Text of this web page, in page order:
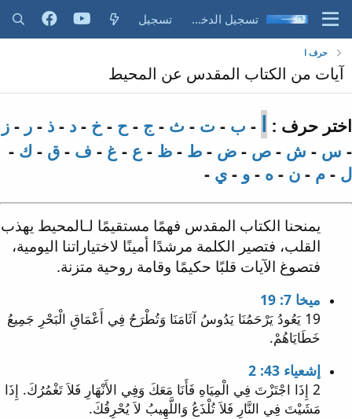
تسجيل الدخول تسجيل
حرف ا
آيات من الكتاب المقدس عن المحيط
اختر حرف : ا - ب - ت - ث - ج - ح - خ - د - ذ - ر - ز
- س - ش - ص - ض - ط - ظ - ع - غ - ف - ق - ك -
ل - م - ن - ه - و - ي -
يمنحنا الكتاب المقدس فهمًا مستقيمًا لـالمحيط يهذب
القلب، فتصير الكلمة مرشدًا أمينًا لاختياراتنا اليومية،
فتصوغ الآيات قلبًا حكيمًا وقامة روحية متزنة.
ميخا 7: 19
19 يَعُودُ يَرْحَمُنَا يَدُوسُ آثَامَنَا وَتُطْرَحُ فِي أَعْمَاقِ الْبَحْرِ جَمِيعُ
خَطَايَاهُمْ.
إشعياء 43: 2
2 إِذَا اجْتَزْتَ فِي الْمِيَاهِ فَأَنَا مَعَكَ وَفِي الأَنْهَارِ فَلاَ تَغْمُرُكَ. إِذَا
مَشَيْتَ فِي النَّارِ فَلاَ تُلْذَعُ وَاللَّهِيبُ لاَ يُحْرِقُكَ.